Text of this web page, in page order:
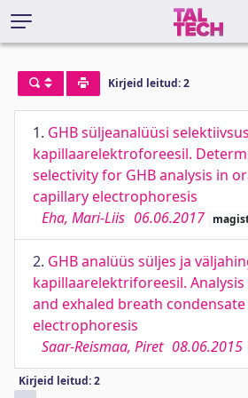
Kirjeid leitud: 2
1. GHB süljeanalüüsi
kapillaarelektroforeesil.
selectivity for GHB analysis in
capillary electrophoresis
Eha, Mari-Liis 06.06.2017
2. GHB analüüs süljes ja
kapillaarelektriforeesil. Analysis
and exhaled breath
electrophoresis
Saar-Reismaa, Piret 08.06.2015
Kirjeid leitud: 2